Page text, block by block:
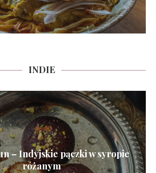
INDIE
– Indyjskie pączki w syropie
różanym